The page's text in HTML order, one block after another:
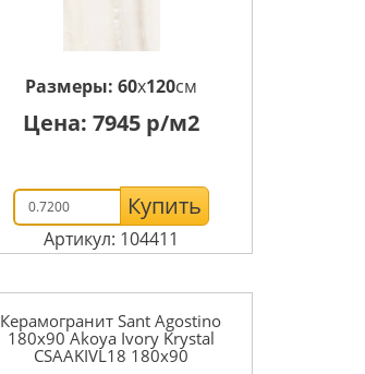
Размеры: 60x120см
Цена: 7945р/м2
Купить
Артикул: 104411
Керамогранит Sant Agostino
180x90 Akoya Ivory Krystal
CSAAKIVL18 180x90